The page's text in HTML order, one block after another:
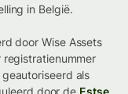
in België.
door Wise Assets
registratienummer
als
door de Estse